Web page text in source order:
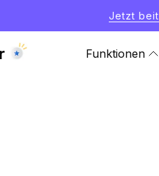
Jetzt
Funktionen